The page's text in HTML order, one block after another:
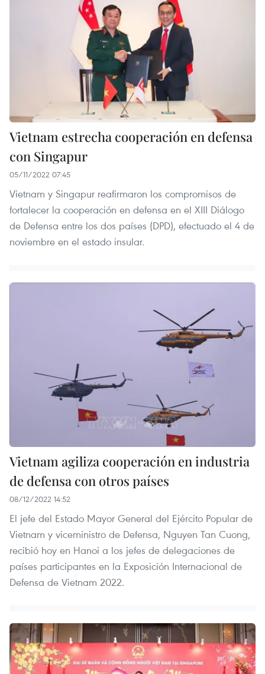
Vietnam estrecha cooperación en defensa
con Singapur
05/11/2022 07:45
Vietnam y Singapur reafirmaron los compromisos de
fortalecer la cooperación en defensa en el XIII Diálogo
de Defensa entre los dos países (DPD), efectuado el 4 de
noviembre en el estado insular.
Vietnam agiliza cooperación en industria
de defensa con otros países
08/12/2022 14:52
El jefe del Estado Mayor General del Ejército Popular de
Vietnam y viceministro de Defensa, Nguyen Tan Cuong,
recibió hoy en Hanoi a los jefes de delegaciones de
países participantes en la Exposición Internacional de
Defensa de Vietnam 2022.